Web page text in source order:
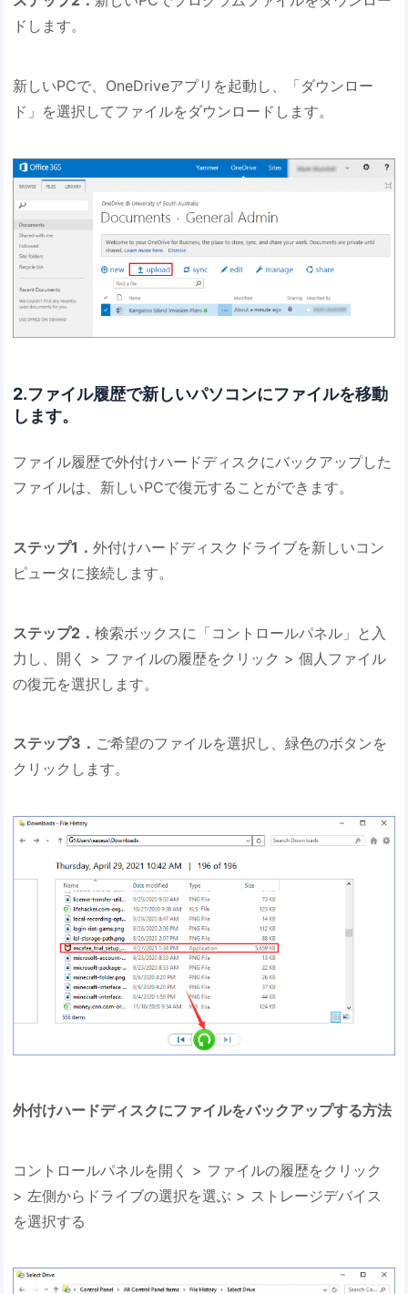
ドします。
新しいPCで、OneDriveアプリを起動し、「ダウンロー
ド」を選択してファイルをダウンロードします。
2.ファイル履歴で新しいパソコンにファイルを移動
します。
ファイル履歴で外付けハードディスクにバックアップした
ファイルは、新しいPCで復元することができます。
ステップ1．外付けハードディスクドライブを新しいコン
ピュータに接続します。
ステップ2．検索ボックスに「コントロールパネル」と入
力し、開く > ファイルの履歴をクリック > 個人ファイル
の復元を選択します。
ステップ3． ご希望のファイルを選択し、緑色のボタンを
クリックします。
外付けハードディスクにファイルをバックアップする方法
コントロールパネルを開く > ファイルの履歴をクリック
> 左側からドライブの選択を選ぶ > ストレージデバイス
を選択する